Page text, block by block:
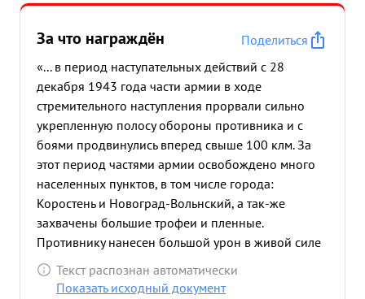
За что награждён
Поделиться
«... в период наступательных действий с 28
декабря 1943 года части армии в ходе
стремительного наступления прорвали сильно
укрепленную полосу обороны противника и с
боями продвинулись вперед свыше 100 клм. За
этот период частями армии освобождено много
населенных пунктов, в том числе города:
Коростень и Новоград-Вольнский, а так-же
захвачены большие трофеи и пленные.
Противнику нанесен большой урон в живой силе
и технике с наименьшими для армии потерями.
Этому успешному наступлению частей армии
Текст распознан автоматически
Показать исходный документ